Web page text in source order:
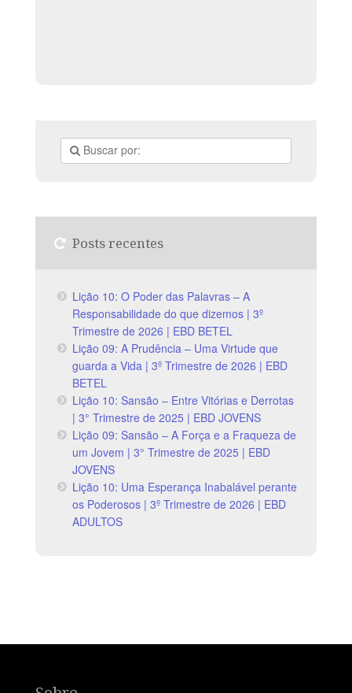
Posts recentes
Lição 10: O Poder das Palavras – A
Responsabilidade do que dizemos | 3º
Trimestre de 2026 | EBD BETEL
Lição 09: A Prudência – Uma Virtude que
guarda a Vida | 3º Trimestre de 2026 | EBD
BETEL
Lição 10: Sansão – Entre Vitórias e Derrotas
| 3° Trimestre de 2025 | EBD JOVENS
Lição 09: Sansão – A Força e a Fraqueza de
um Jovem | 3° Trimestre de 2025 | EBD
JOVENS
Lição 10: Uma Esperança Inabalável perante
os Poderosos | 3º Trimestre de 2026 | EBD
ADULTOS